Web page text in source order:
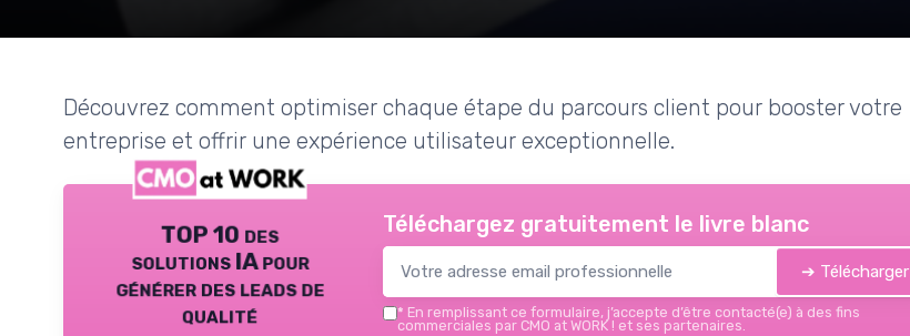
Découvrez comment optimiser chaque étape du parcours client pour booster votre
entreprise et offrir une expérience utilisateur exceptionnelle.
TOP 10 des
solutions IA pour
générer des leads de
qualité
Téléchargez gratuitement le livre blanc
➔ Télécharger
* En remplissant ce formulaire, j’accepte d’être contacté(e) à des fins
commerciales par CMO at WORK ! et ses partenaires.